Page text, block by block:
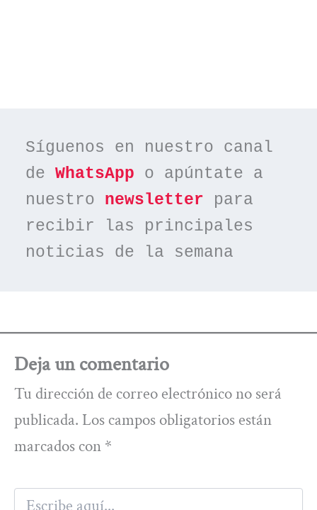
Síguenos en nuestro canal
de WhatsApp o apúntate a
nuestro newsletter para
recibir las principales
noticias de la semana
Deja un comentario
Tu dirección de correo electrónico no será
publicada. Los campos obligatorios están
marcados con *
Escribe